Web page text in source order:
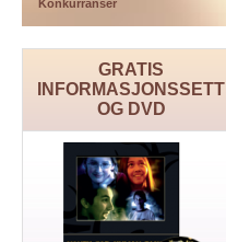
Konkurranser
GRATIS
INFORMASJONSSETT
OG DVD